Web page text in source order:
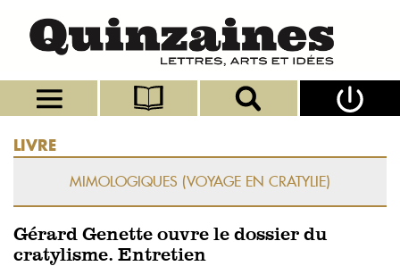
LIVRE
MIMOLOGIQUES (VOYAGE EN CRATYLIE)
Gérard Genette ouvre le dossier du
cratylisme. Entretien